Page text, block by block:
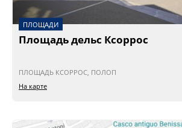
ПЛОЩАДИ
Площадь дельс Ксоррос
ПЛОЩАДЬ КСОРРОС, ПОЛОП
На карте